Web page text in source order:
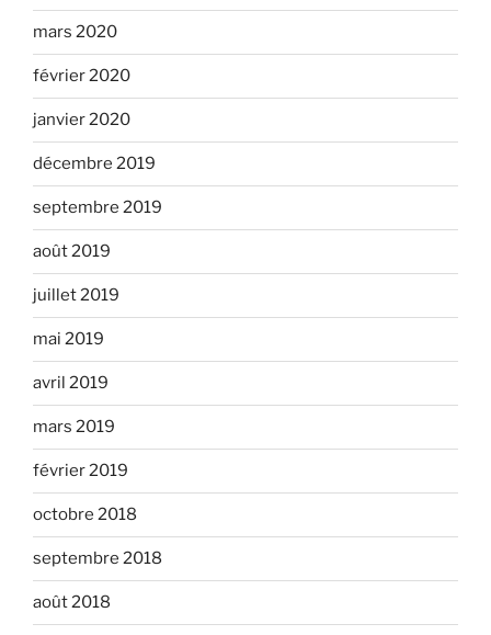
mars 2020
février 2020
janvier 2020
décembre 2019
septembre 2019
août 2019
juillet 2019
mai 2019
avril 2019
mars 2019
février 2019
octobre 2018
septembre 2018
août 2018